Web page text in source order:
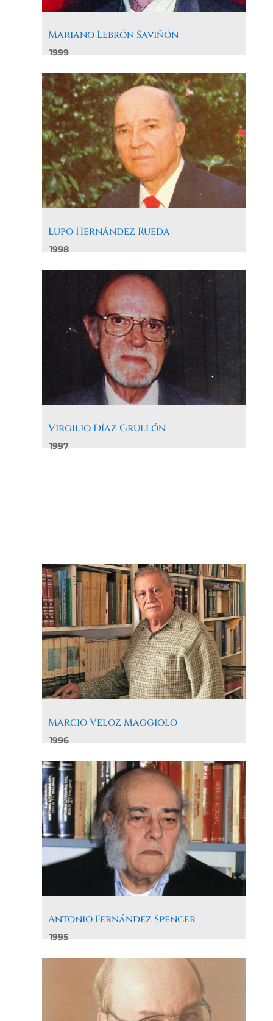
Mariano Lebrón Saviñón
1999
Lupo Hernández Rueda
1998
Virgilio Díaz Grullón
1997
Marcio Veloz Maggiolo
1996
Antonio Fernández Spencer
1995